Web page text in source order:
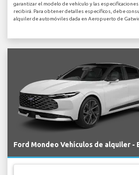
garantizar el modelo de vehículo y las
recibirá. Para obtener detalles específicos, debe
alquiler de automóviles dada en Aeropuerto de
Ford Mondeo Vehículos de alquiler -